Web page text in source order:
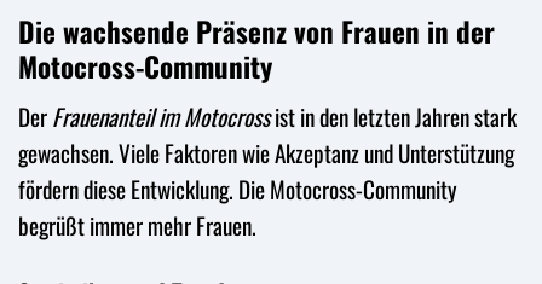
Die wachsende Präsenz von Frauen in der
Motocross-Community
DerFrauenanteil im Motocrossist in den letzten Jahren stark
gewachsen. Viele Faktoren wie Akzeptanz und Unterstützung
fördern diese Entwicklung. Die Motocross-Community
begrüßt immer mehr Frauen.